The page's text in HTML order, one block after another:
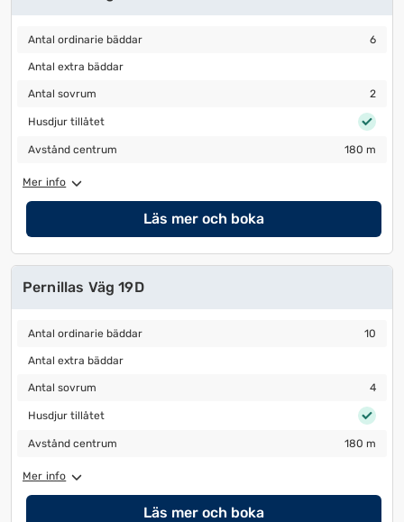
Antal ordinarie bäddar
Antal ordinarie bäddar 6
Antal extra bäddar
Antal extra bäddar
Antal sovrum
Antal sovrum 2
Husdjur tillåtet
Husdjur tillåtet
Avstånd centrum
Avstånd centrum 180 m
Mer info
Läs mer och boka
Pernillas Väg 19D
Antal ordinarie bäddar
Antal ordinarie bäddar 10
Antal extra bäddar
Antal extra bäddar
Antal sovrum
Antal sovrum 4
Husdjur tillåtet
Husdjur tillåtet
Avstånd centrum
Avstånd centrum 180 m
Mer info
Läs mer och boka